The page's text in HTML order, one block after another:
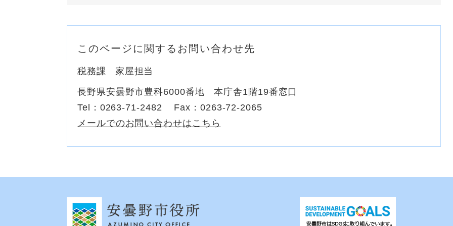
このページに関するお問い合わせ先
税務課 家屋担当
長野県安曇野市豊科6000番地 本庁舎1階19番窓口
Tel：0263-71-2482
Fax：0263-72-2065
メールでのお問い合わせはこちら